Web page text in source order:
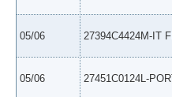
05/06 27394C4424M-IT
05/06 27451C0124L-